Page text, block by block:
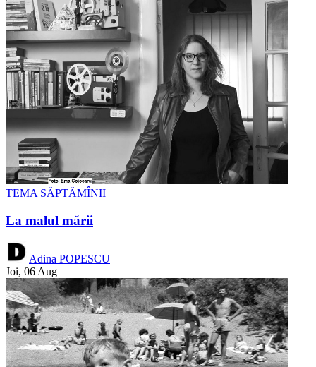
TEMA SĂPTĂMÎNII
La malul mării
Adina POPESCU
Joi, 06 Aug